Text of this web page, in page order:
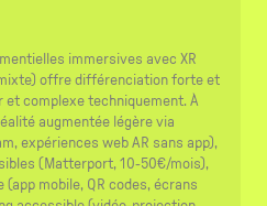
immersives avec XR
offre différenciation forte et
complexe techniquement. À
augmentée légère via
expériences web AR sans app),
(Matterport, 10-50€/mois),
mobile, QR codes, écrans